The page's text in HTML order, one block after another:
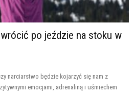
po jeździe na stoku w
narciarstwo będzie kojarzyć się nam z
emocjami, adrenaliną i uśmiechem